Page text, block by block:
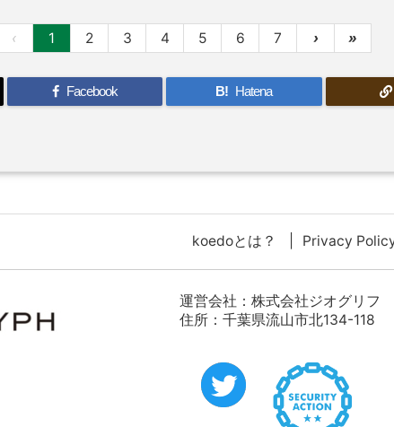
‹ 1 2 3 4 5 6 7 › »
Facebook B! Hatena
koedoとは？ Privacy
運営会社： 株式会社ジオグリフ
住所：千葉県流山市北134-118